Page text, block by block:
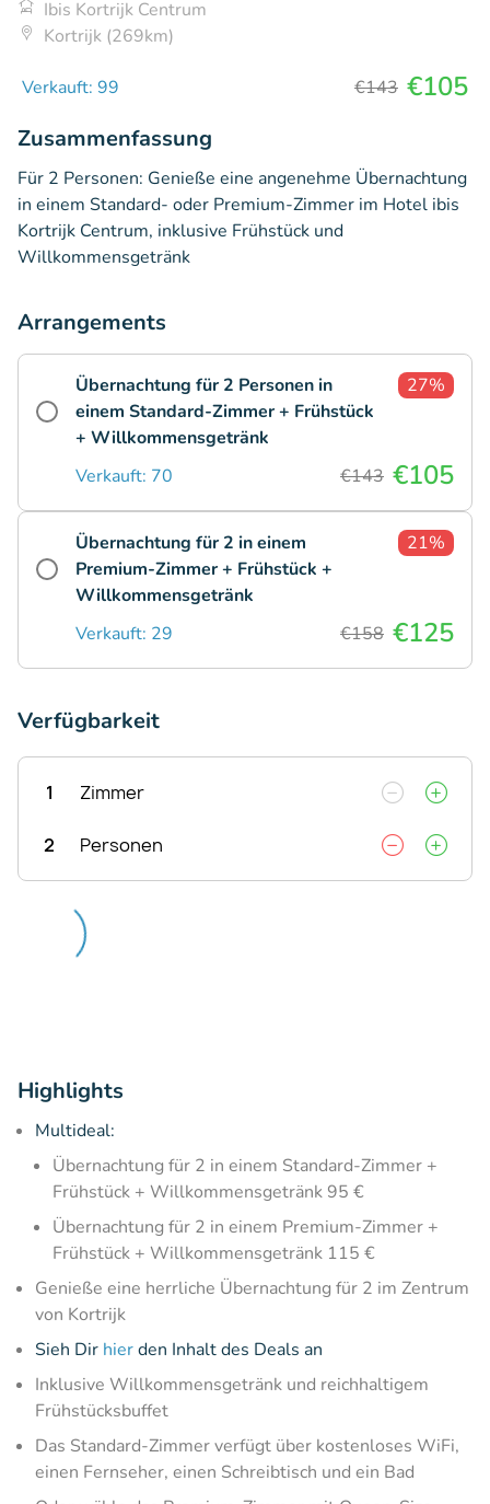
Ibis Kortrijk Centrum
Kortrijk (269km)
Verkauft: 99 €143 €105
Zusammenfassung
Für 2 Personen: Genieße eine angenehme Übernachtung
in einem Standard- oder Premium-Zimmer im Hotel ibis
Kortrijk Centrum, inklusive Frühstück und
Willkommensgetränk
Arrangements
Übernachtung für 2 Personen in
einem Standard-Zimmer + Frühstück
+ Willkommensgetränk
27%
Verkauft: 70 €143 €105
Übernachtung für 2 in einem
Premium-Zimmer + Frühstück +
Willkommensgetränk
21%
Verkauft: 29 €158 €125
Verfügbarkeit
1 Zimmer
2 Personen
Highlights
Multideal:
Übernachtung für 2 in einem Standard-Zimmer +
Frühstück + Willkommensgetränk 95 €
Übernachtung für 2 in einem Premium-Zimmer +
Frühstück + Willkommensgetränk 115 €
Genieße eine herrliche Übernachtung für 2 im Zentrum
von Kortrijk
Sieh Dir hierden Inhalt des Deals an
Inklusive Willkommensgetränk und reichhaltigem
Frühstücksbuffet
Das Standard-Zimmer verfügt über kostenloses WiFi,
einen Fernseher, einen Schreibtisch und ein Bad